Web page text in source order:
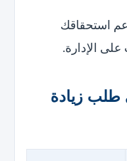
استحقاقك
الإدارة.
طلب زيادة